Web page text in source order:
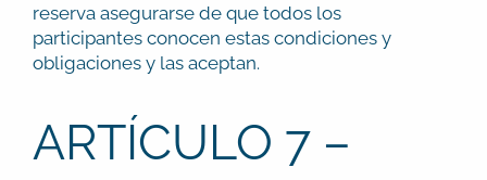
reserva asegurarse de que todos los
participantes conocen estas condiciones y
obligaciones y las aceptan.
ARTÍCULO 7 –